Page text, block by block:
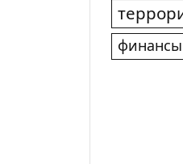
финансы